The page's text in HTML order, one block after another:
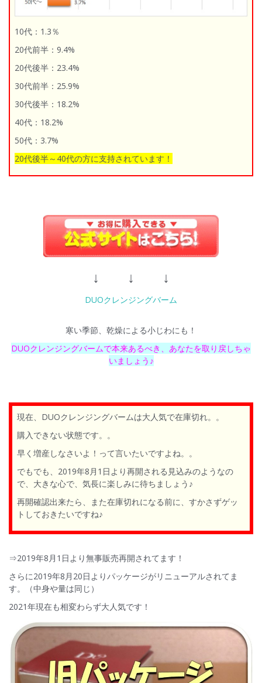
10代：1.3％
20代前半：9.4%
20代後半：23.4%
30代前半：25.9%
30代後半：18.2%
40代：18.2%
50代：3.7%
20代後半～40代の方に支持されています！
↓ ↓ ↓
DUOクレンジングバーム
寒い季節、乾燥による小じわにも！
DUOクレンジングバームで本来あるべき、あなたを取り戻しちゃ
いましょう♪
現在、DUOクレンジングバームは大人気で在庫切れ。。
購入できない状態です。。
早く増産しなさいよ！って言いたいですよね。。
でもでも、2019年8月1日より再開される見込みのようなの
で、大きな心で、気長に楽しみに待ちましょう♪
再開確認出来たら、また在庫切れになる前に、すかさずゲッ
トしておきたいですね♪
⇒2019年8月1日より無事販売再開されてます！
さらに2019年8月20日よりパッケージがリニューアルされてま
す。（中身や量は同じ）
2021年現在も相変わらず大人気です！